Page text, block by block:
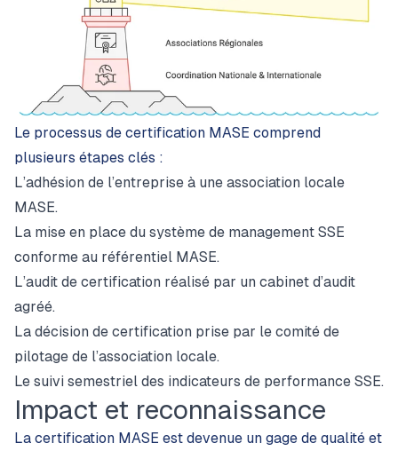
Le processus de certification MASE comprend
plusieurs étapes clés :
L’adhésion de l’entreprise à une association locale
MASE.
La mise en place du système de management SSE
conforme au référentiel MASE.
L’audit de certification réalisé par un cabinet d’audit
agréé.
La décision de certification prise par le comité de
pilotage de l’association locale.
Le suivi semestriel des indicateurs de performance SSE.
Impact et reconnaissance
La certification MASE est devenue un gage de qualité et